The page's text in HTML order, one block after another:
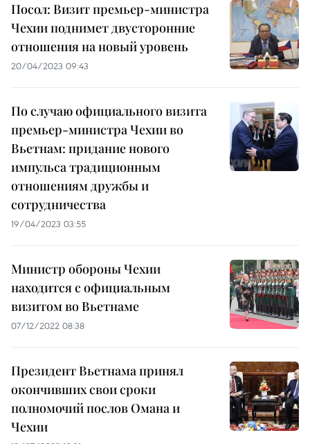
Посол: Визит премьер-министра
Чехии поднимет двусторонние
отношения на новый уровень
20/04/2023 09:43
По случаю официального визита
премьер-министра Чехии во
Вьетнам: придание нового
импульса традиционным
отношениям дружбы и
сотрудничества
19/04/2023 03:55
Министр обороны Чехии
находится с официальным
визитом во Вьетнаме
07/12/2022 08:38
Президент Вьетнама принял
окончивших свои сроки
полномочий послов Омана и
Чехии